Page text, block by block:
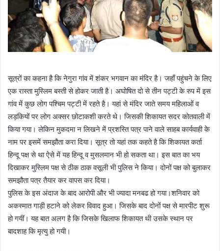
सूत्रों का कहना है कि नेगुरा गांव में शंकर भगवान का मंदिर है। जहाँ पहुंचने के लिए
एक रास्ता मुस्लिम बस्ती से होकर जाती है। अघोषित दो से तीन पट्टी के रुप में इस
गांव में कुछ लोग पश्चिम पट्टी में रहते है। यहां से मंदिर जाते समय महिलाओं व
लड़कियों पर लोग अक्सर छोटाकशी करते थे। जिसकी शिकायत सदर कोतवाली में
किया गया। लेकिन मुकदमा न लिखने में प्रशस्ति पत्र पाने वाले साहब कार्यवाही के
नाम पर इसमें समझौता करा दिया। सूत्र तो यहां तक कहते है कि शिकायत कर्ता
हिन्दू पक्ष से था ऐसे में यह हिन्दू व मुसलमान भी हो सकता था। इस बात का भय
दिखाकर मुस्लिम पक्ष से ठीक ठाक वसूली भी पुलिस ने किया। दोनों पक्ष को बुलाकर
समझौता पत्र तैयार कर वापस कर दिया।
पुलिस के इस अंदाज के बाद आरोपी और भी ज्यादा मनबढ हो गया।शनिवार को
अकस्मात गाड़ी हटाने को लेकर विवाद हुआ। जिसके बाद दोनों पक्ष से मारपीट शुरू
हो गयीं। यह बात अलग है कि जिसके खिलाफ शिकायत थी उसके स्थान पर
बादशाह कि मृत्यु हो गयी।